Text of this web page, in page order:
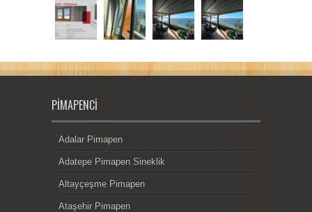
PIMAPENCI
Adalar Pimapen
Adatepe Pimapen Sineklik
Altayçeşme Pimapen
Ataşehir Pimapen